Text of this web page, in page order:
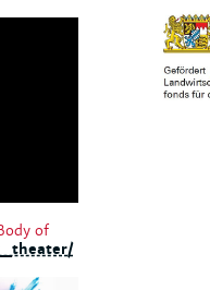
of